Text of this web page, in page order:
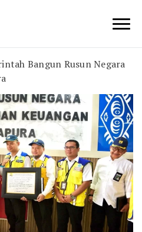
Bangun Rusun Negara